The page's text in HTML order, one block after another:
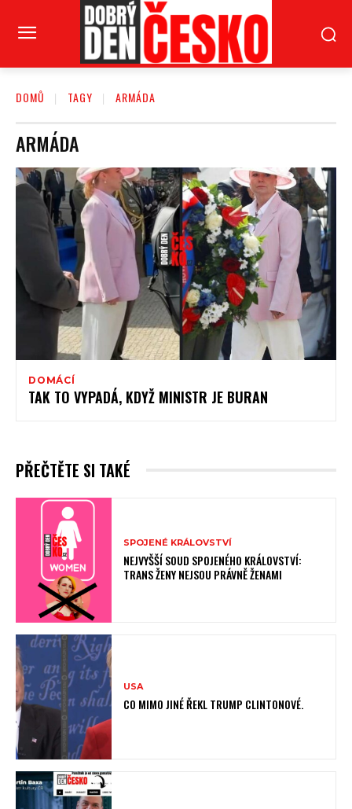
DOMŮ TAGY ARMÁDA
ARMÁDA
DOMÁCÍ
TAK TO VYPADÁ, KDYŽ MINISTR JE BURAN
PŘEČTĚTE SI TAKÉ
SPOJENÉ KRÁLOVSTVÍ
NEJVYŠŠÍ SOUD SPOJENÉHO KRÁLOVSTVÍ:
TRANS ŽENY NEJSOU PRÁVNĚ ŽENAMI
USA
CO MIMO JINÉ ŘEKL TRUMP CLINTONOVÉ.